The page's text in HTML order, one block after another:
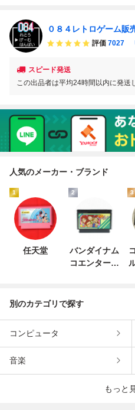
０８４レトロゲーム販
評価 7027
スピード発送
この出品者は平均24時間以内に発送
人気のメーカー・ブランド
1
任天堂
2
バンダイナム
コエンターテ
3
別のカテゴリで探す
コンピュータ
音楽
もっと